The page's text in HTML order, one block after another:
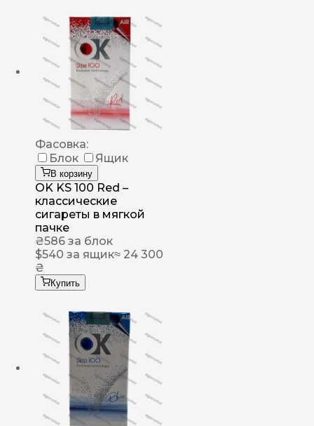
Фасовка:
Блок
Ящик
В корзину
OK KS 100 Red –
классические
сигареты в мягкой
пачке
₴586 за блок
$540 за ящик≈ 24 300
₴
Купить